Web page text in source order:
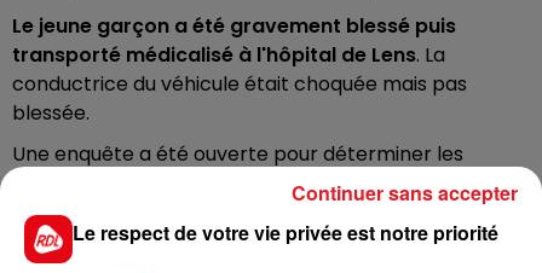
Le jeune garçon a été gravement blessé puis
transporté médicalisé à l'hôpital de Lens. La
conductrice du véhicule était choquée mais pas
blessée.
Une enquête a été ouverte pour déterminer les
circonstances précises de l'accident.
Le respect de votre vie privée est notre priorité
Continuer sans accepter